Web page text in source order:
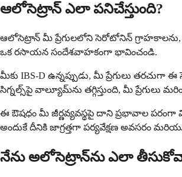
ఆలోసెట్రాన్ ఎలా పనిచేస్తుంది?
ఆలోసెట్రాన్ మీ ప్రేగులలోని సెరోటోనిన్ గ్రాహకాలను,
ఒక రసాయన సందేశవాహకంగా భావించండి.
మీకు IBS-D ఉన్నప్పుడు, మీ ప్రేగులు
సిగ్నల్స్‌పై వాల్యూమ్‌ను తగ్గిస్తుంది, మీ
ఈ ఔషధం మీ జీర్ణవ్యవస్థపై దాని ప్రభావాల పరంగా
అందుకే దీనికి జాగ్రత్తగా పర్యవేక్షణ అవసరం
నేను అలోసెట్రాన్‌ను ఎలా